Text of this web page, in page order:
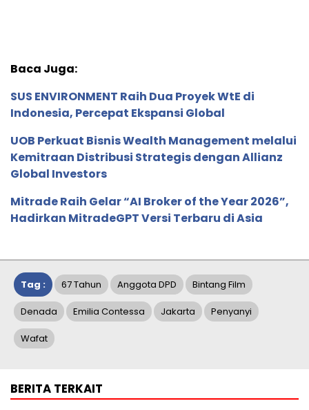
Baca Juga:
SUS ENVIRONMENT Raih Dua Proyek WtE di
Indonesia, Percepat Ekspansi Global
UOB Perkuat Bisnis Wealth Management melalui
Kemitraan Distribusi Strategis dengan Allianz
Global Investors
Mitrade Raih Gelar “AI Broker of the Year 2026”,
Hadirkan MitradeGPT Versi Terbaru di Asia
Tag : 67 Tahun Anggota DPD Bintang Film
Denada Emilia Contessa Jakarta Penyanyi
Wafat
BERITA TERKAIT